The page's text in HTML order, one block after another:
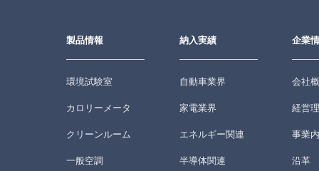
製品情報
環境試験室
カロリーメータ
クリーンルーム
一般空調
納入実績
自動車業界
家電業界
エネルギー関連
半導体関連
企業
会社
経営
事業
沿革